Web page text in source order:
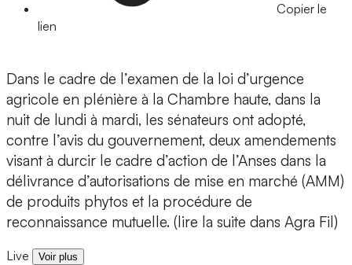
Copier le
lien
Dans le cadre de l’examen de la loi d’urgence
agricole en plénière à la Chambre haute, dans la
nuit de lundi à mardi, les sénateurs ont adopté,
contre l’avis du gouvernement, deux amendements
visant à durcir le cadre d’action de l’Anses dans la
délivrance d’autorisations de mise en marché (AMM)
de produits phytos et la procédure de
reconnaissance mutuelle. (lire la suite dans Agra Fil)
Live Voir plus